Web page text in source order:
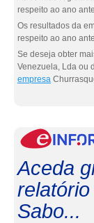
respeito ao ano
Os resultados da
respeito ao ano
Se deseja obter
Venezuela, Lda ou
empresa
Aceda
Sabo...